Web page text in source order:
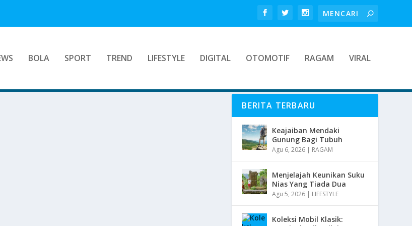
BOLA SPORT TREND LIFESTYLE DIGITAL OTOMOTIF RAGAM VIRAL
BERITA TERBARU
Keajaiban Mendaki
Gunung Bagi Tubuh
Agu 6, 2026 | RAGAM
Menjelajah Keunikan Suku
Nias Yang Tiada Dua
Agu 5, 2026 | LIFESTYLE
Koleksi Mobil Klasik: